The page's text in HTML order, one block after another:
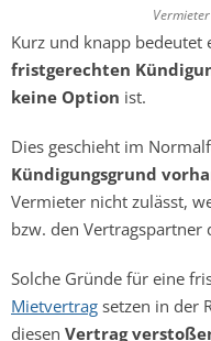
Kurz und knapp bedeutet
fristgerechten
keine Option ist.
Dies geschieht im
Kündigungsgrund
Vermieter nicht zulässt,
bzw. den Vertragspartner
Solche Gründe für eine
Mietvertrag setzen in der
diesen Vertrag